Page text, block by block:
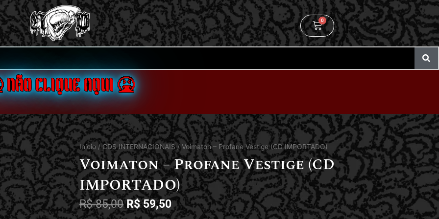
0
CLIQUE AQUI 🤮
Início /CDS INTERNACIONAIS/ Voimaton – Profane Vestige (CD IMPORTADO)
Voimaton – Profane Vestige (CD
IMPORTADO)
R$85,00 R$59,50